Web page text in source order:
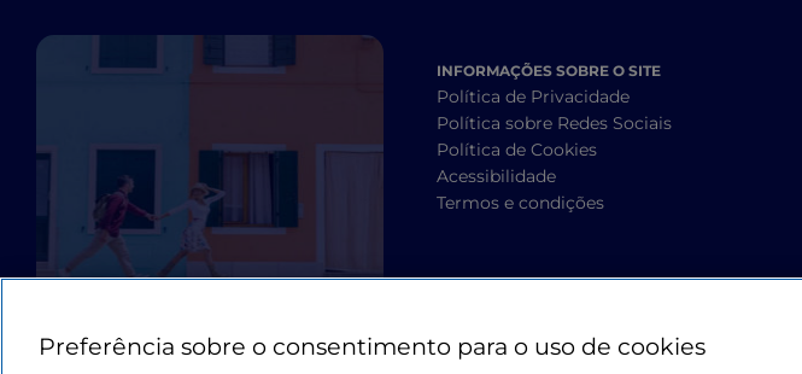
INFORMAÇÕES SOBRE O SITE
Política de Privacidade
Política sobre Redes Sociais
Política de Cookies
Acessibilidade
Termos e condições
Preferência sobre o consentimento para o uso de cookies